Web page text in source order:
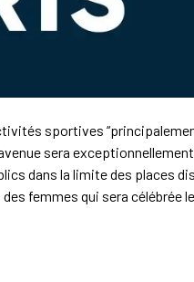
sportives
sera
dans la limite des places
femmes qui sera célébrée